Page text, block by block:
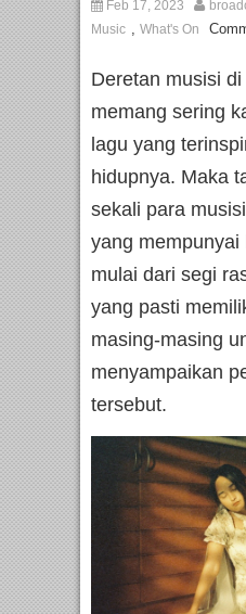
Feb 17, 2023
Music , What's On
Deretan musisi
memang sering
lagu yang
hidupnya. Maka
sekali para
yang
mulai dari segi
yang pasti
masing-masing
menyampaikan
tersebut.